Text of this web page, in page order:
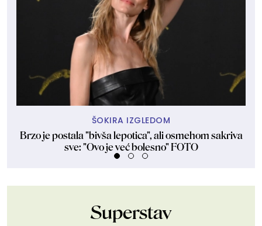
ŠOKIRA IZGLEDOM
Brzo je postala "bivša lepotica", ali osmehom sakriva
sve: "Ovo je već bolesno" FOTO
Superstav